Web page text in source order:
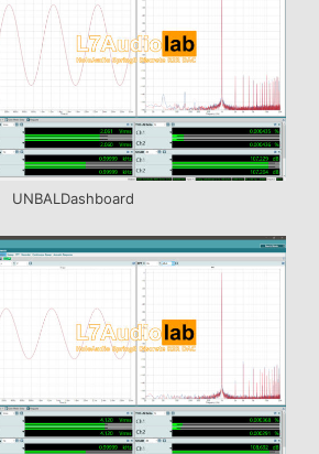
UNBALDashboard